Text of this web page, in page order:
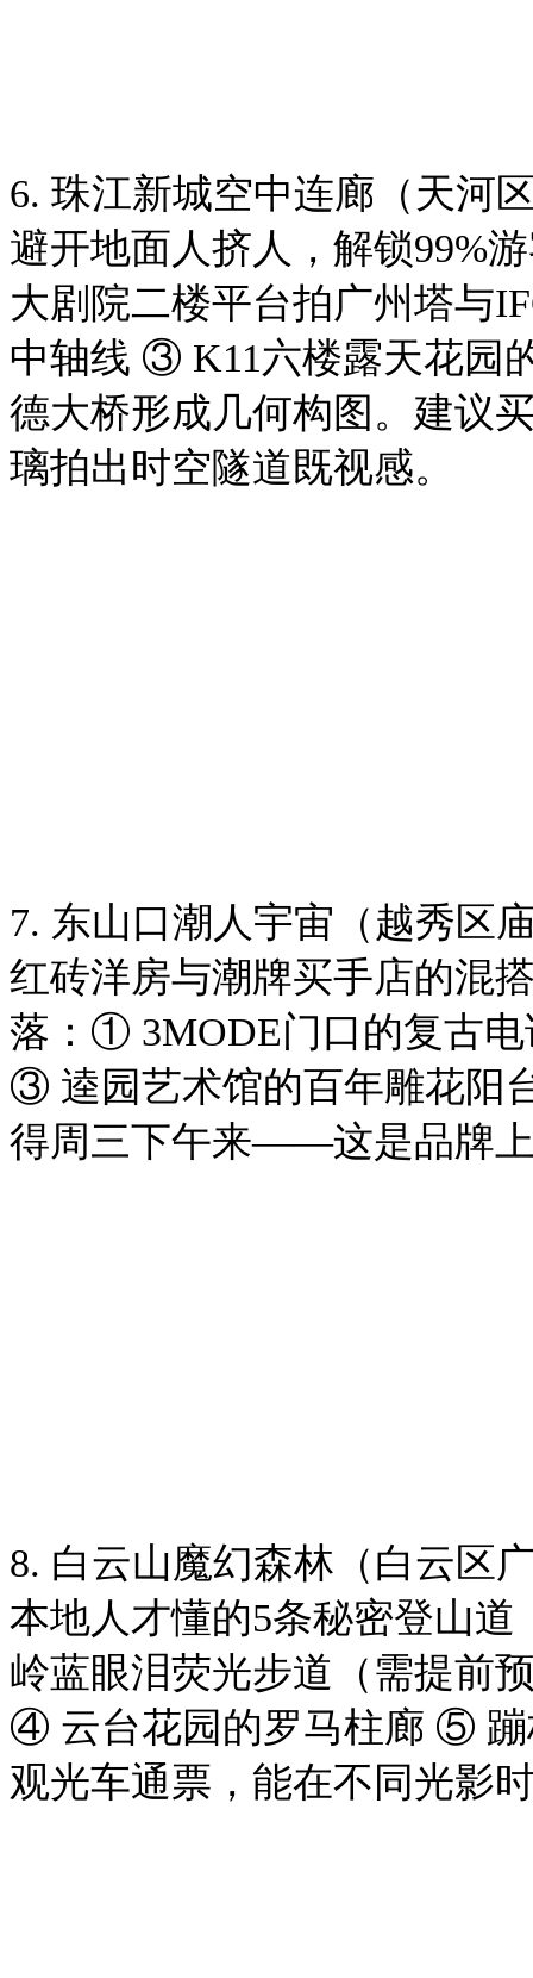
6. 珠江新城空中连廊（天河
避开地面人挤人，解锁99%
大剧院二楼平台拍广州塔与
中轴线 ③ K11六楼露天花园
德大桥形成几何构图。建议
璃拍出时空隧道既视感。
7. 东山口潮人宇宙（越秀区
红砖洋房与潮牌买手店的混
落：① 3MODE门口的复古
③ 逵园艺术馆的百年雕花阳
得周三下午来——这是品牌
8. 白云山魔幻森林（白云区
本地人才懂的5条秘密登山
岭蓝眼泪荧光步道（需提前
④ 云台花园的罗马柱廊 ⑤ 蹦
观光车通票，能在不同光影